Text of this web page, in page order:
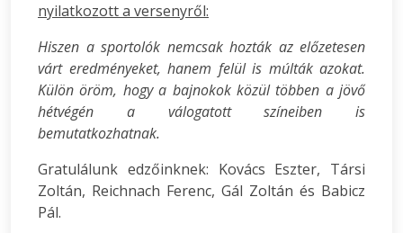
nyilatkozott a versenyről:
Hiszen a sportolók nemcsak hozták az előzetesen
várt eredményeket, hanem felül is múlták azokat.
Külön öröm, hogy a bajnokok közül többen a jövő
hétvégén a válogatott színeiben is
bemutatkozhatnak.
Gratulálunk edzőinknek: Kovács Eszter, Társi
Zoltán, Reichnach Ferenc, Gál Zoltán és Babicz
Pál.